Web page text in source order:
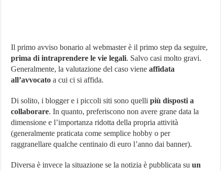
Il primo avviso bonario al webmaster è il primo step da seguire,
prima di intraprendere le vie legali. Salvo casi molto gravi.
Generalmente, la valutazione del caso vieneaffidata
all’avvocato a cui ci si affida.
Di solito, i blogger e i piccoli siti sono quelli più disposti a
collaborare. In quanto, preferiscono non avere grane data la
dimensione e l’importanza ridotta della propria attività
(generalmente praticata come semplice hobby o per
raggranellare qualche centinaio di euro l’anno dai banner).
Diversa è invece la situazione se la notizia è pubblicata suun